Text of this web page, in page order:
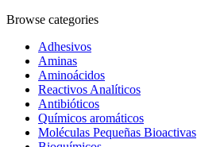
Browse categories
Adhesivos
Aminas
Aminoácidos
Reactivos Analíticos
Antibióticos
Químicos aromáticos
Moléculas Pequeñas Bioactivas